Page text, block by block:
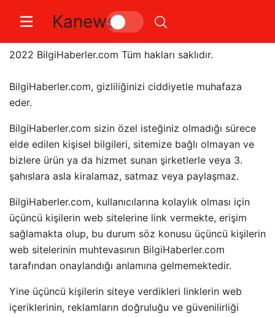
Kanews
Gizlilik Politikası
2022 BilgiHaberler.com Tüm hakları saklıdır.
BilgiHaberler.com, gizliliğinizi ciddiyetle muhafaza
eder.
BilgiHaberler.com sizin özel isteğiniz olmadığı sürece
elde edilen kişisel bilgileri, sitemize bağlı olmayan ve
bizlere ürün ya da hizmet sunan şirketlerle veya 3.
şahıslara asla kiralamaz, satmaz veya paylaşmaz.
BilgiHaberler.com, kullanıcılarına kolaylık olması için
üçüncü kişilerin web sitelerine link vermekte, erişim
sağlamakta olup, bu durum söz konusu üçüncü kişilerin
web sitelerinin muhtevasının BilgiHaberler.com
tarafından onaylandığı anlamına gelmemektedir.
Yine üçüncü kişilerin siteye verdikleri linklerin web
içeriklerinin, reklamların doğruluğu ve güvenilirliği